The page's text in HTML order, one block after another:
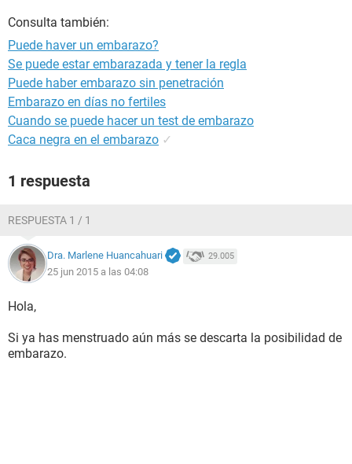
Consulta también:
Puede haver un embarazo?
Se puede estar embarazada y tener la regla
Puede haber embarazo sin penetración
Embarazo en días no fertiles
Cuando se puede hacer un test de embarazo
Caca negra en el embarazo ✓
1 respuesta
RESPUESTA 1 / 1
Dra. Marlene Huancahuari 29.005
25 jun 2015 a las 04:08
Hola,
Si ya has menstruado aún más se descarta la posibilidad de
embarazo.